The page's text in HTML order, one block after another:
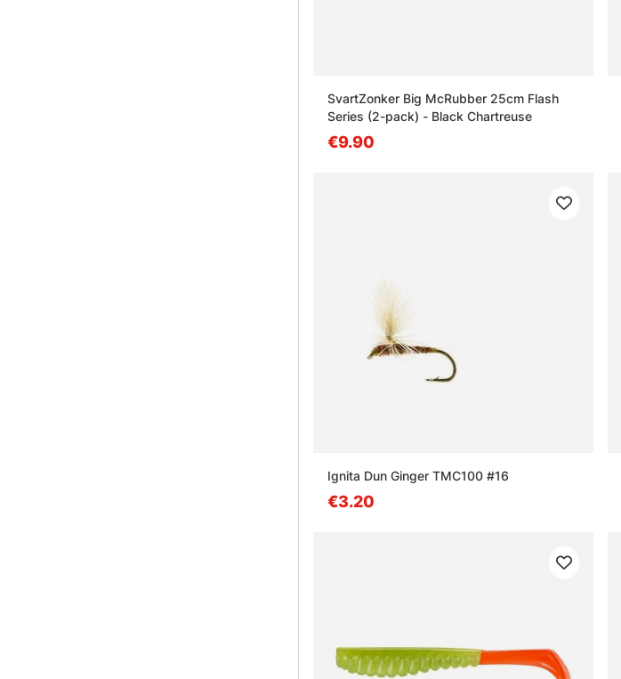
SvartZonker Big McRubber 25cm Flash
Series (2-pack) - Black Chartreuse
€9.90
Ignita Dun Ginger TMC100 #16
€3.20